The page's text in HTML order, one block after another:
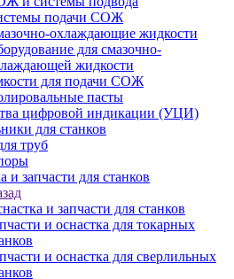
подачи СОЖ
охлаждающие жидкости
для смазочно-
жидкости
для подачи СОЖ
пасты
цифровой индикации (УЦИ)
для станков
труб
и запчасти для станков
и запчасти для станков
и оснастка для токарных
и оснастка для сверлильных